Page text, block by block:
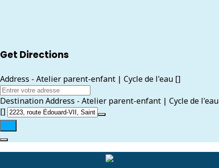
Get Directions
Address - Atelier parent-enfant | Cycle de l'eau []
Destination Address - Atelier parent-enfant | Cycle de l'eau
[]